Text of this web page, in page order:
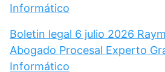
Informático
Boletin legal 6 julio 2026
Abogado Procesal Experto
Informático